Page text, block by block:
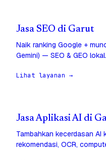
Jasa SEO di Garut
Naik ranking Google +
Gemini) — SEO & GEO lokal.
Lihat layanan →
Jasa Aplikasi AI di
Tambahkan kecerdasan AI
rekomendasi, OCR,